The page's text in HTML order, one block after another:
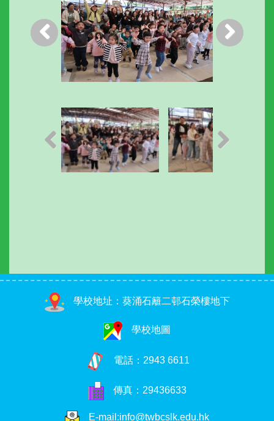
學校地址：葵涌石籬二邨石榮樓地下
學校地圖
電話： 2943 6611
傳真：29436633
E-mail:info@twbcslk.edu.hk